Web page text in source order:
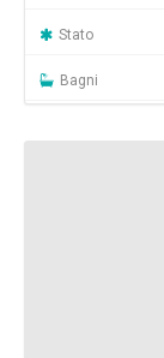
Stato
Bagni